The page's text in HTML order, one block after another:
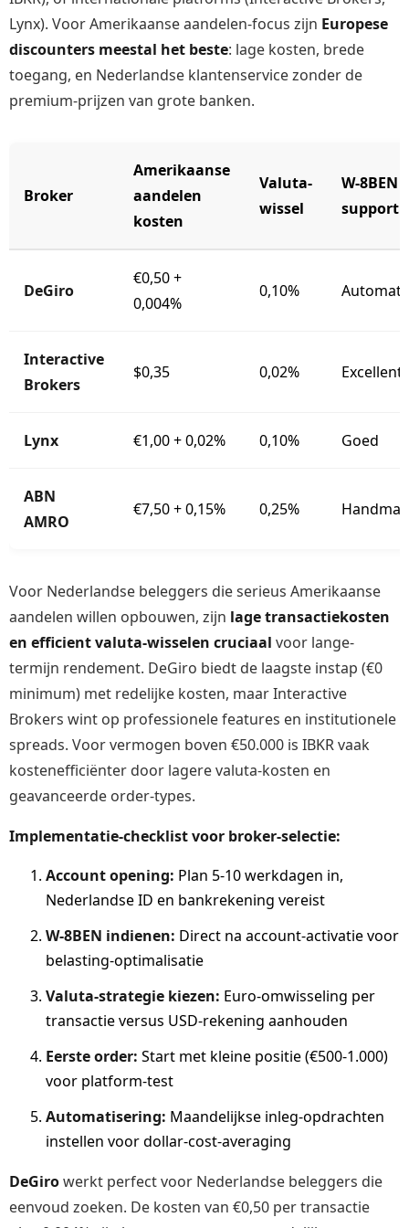
Lynx). Voor Amerikaanse aandelen-focus zijn Europese
discounters meestal het beste: lage kosten, brede
toegang, en Nederlandse klantenservice zonder de
premium-prijzen van grote banken.
Broker
Amerikaanse
aandelen
kosten
Valuta-
wissel
W-8BEN
support
DeGiro
€0,50 +
0,004%
0,10%
Interactive
Brokers
$0,35 0,02% Excellent
Lynx €1,00 + 0,02% 0,10% Goed
ABN
AMRO
€7,50 + 0,15% 0,25%
Voor Nederlandse beleggers die serieus Amerikaanse
aandelen willen opbouwen, zijn lage transactiekosten
en efficient valuta-wisselen cruciaal voor lange-
termijn rendement. DeGiro biedt de laagste instap (€0
minimum) met redelijke kosten, maar Interactive
Brokers wint op professionele features en institutionele
spreads. Voor vermogen boven €50.000 is IBKR vaak
kostenefficiënter door lagere valuta-kosten en
geavanceerde order-types.
Implementatie-checklist voor broker-selectie:
Account opening: Plan 5-10 werkdagen in,
Nederlandse ID en bankrekening vereist
W-8BEN indienen: Direct na account-activatie voor
belasting-optimalisatie
Valuta-strategie kiezen: Euro-omwisseling per
transactie versus USD-rekening aanhouden
Eerste order: Start met kleine positie (€500-1.000)
voor platform-test
Automatisering: Maandelijkse inleg-opdrachten
instellen voor dollar-cost-averaging
DeGirowerkt perfect voor Nederlandse beleggers die
eenvoud zoeken. De kosten van €0,50 per transactie